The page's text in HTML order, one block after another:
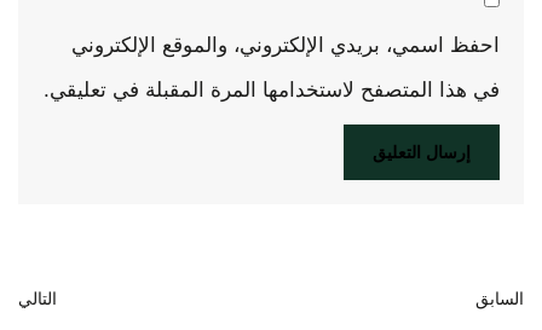
احفظ اسمي، بريدي الإلكتروني، والموقع الإلكتروني
في هذا المتصفح لاستخدامها المرة المقبلة في تعليقي.
السابق التالي